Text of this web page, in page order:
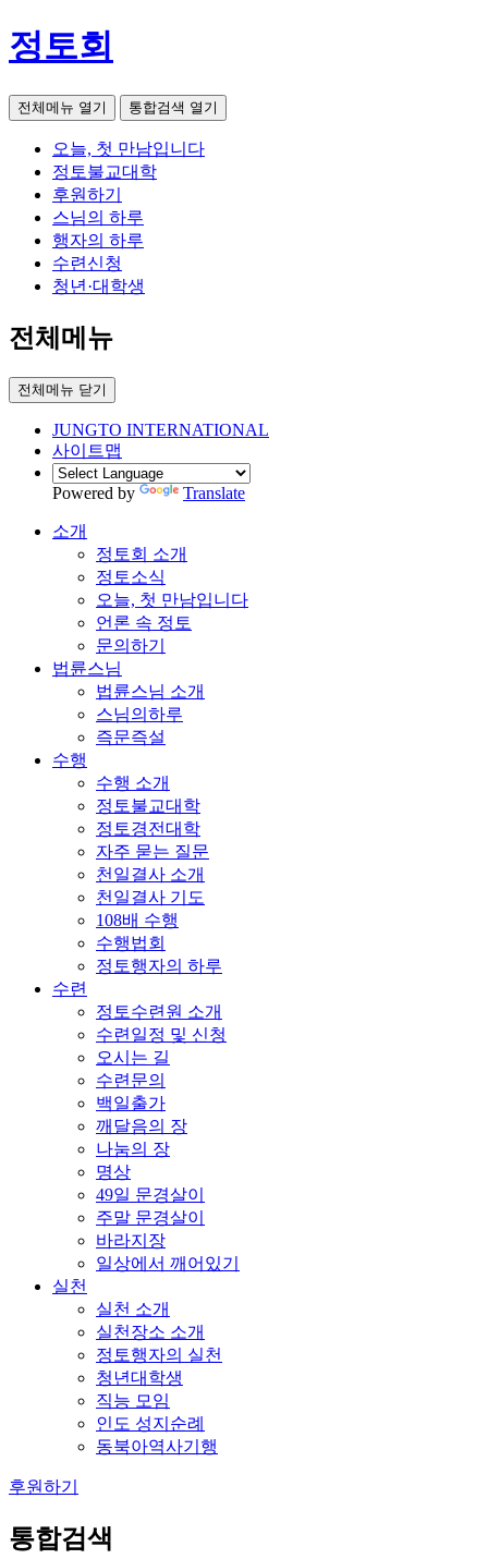
정토회
전체메뉴 열기 통합검색 열기
오늘, 첫 만남입니다
정토불교대학
후원하기
스님의 하루
행자의 하루
수련신청
청년·대학생
전체메뉴
전체메뉴 닫기
JUNGTO INTERNATIONAL
사이트맵
Powered by Translate
소개
정토회 소개
정토소식
오늘, 첫 만남입니다
언론 속 정토
문의하기
법륜스님
법륜스님 소개
스님의하루
즉문즉설
수행
수행 소개
정토불교대학
정토경전대학
자주 묻는 질문
천일결사 소개
천일결사 기도
108배 수행
수행법회
정토행자의 하루
수련
정토수련원 소개
수련일정 및 신청
오시는 길
수련문의
백일출가
깨달음의 장
나눔의 장
명상
49일 문경살이
주말 문경살이
바라지장
일상에서 깨어있기
실천
실천 소개
실천장소 소개
정토행자의 실천
청년대학생
직능 모임
인도 성지순례
동북아역사기행
후원하기
통합검색